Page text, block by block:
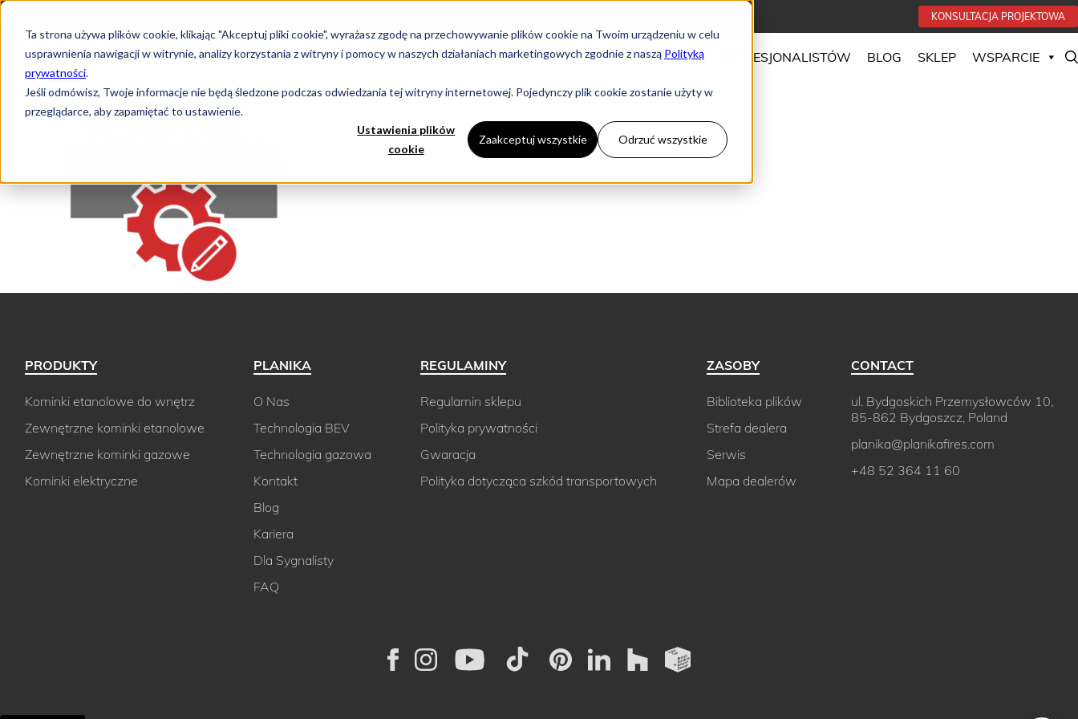
Ta strona używa plików cookie, klikając "Akceptuj pliki cookie", wyrażasz zgodę na przechowywanie plików cookie na Twoim urządzeniu w celu
usprawnienia nawigacji w witrynie, analizy korzystania z witryny i pomocy w naszych działaniach marketingowych zgodnie z naszą Polityką
prywatności.
Jeśli odmówisz, Twoje informacje nie będą śledzone podczas odwiedzania tej witryny internetowej. Pojedynczy plik cookie zostanie użyty w
przeglądarce, aby zapamiętać to ustawienie.
Ustawienia plików
cookie
Zaakceptuj wszystkie Odrzuć wszystkie
KONSULTACJA PROJEKTOWA
KOMINKI DLA PROFESJONALISTÓW BLOG SKLEP WSPARCIE
PRODUKTY
Kominki etanolowe do wnętrz
Zewnętrzne kominki etanolowe
Zewnętrzne kominki gazowe
Kominki elektryczne
PLANIKA
O Nas
Technologia BEV
Technologia gazowa
Kontakt
Blog
Kariera
Dla Sygnalisty
FAQ
REGULAMINY
Regulamin sklepu
Polityka prywatności
Gwaracja
Polityka dotycząca szkód transportowych
ZASOBY
Biblioteka plików
Strefa dealera
Serwis
Mapa dealerów
CONTACT
ul. Bydgoskich Przemysłowców 10,
85-862 Bydgoszcz, Poland
planika@planikafires.com
+48 52 364 11 60